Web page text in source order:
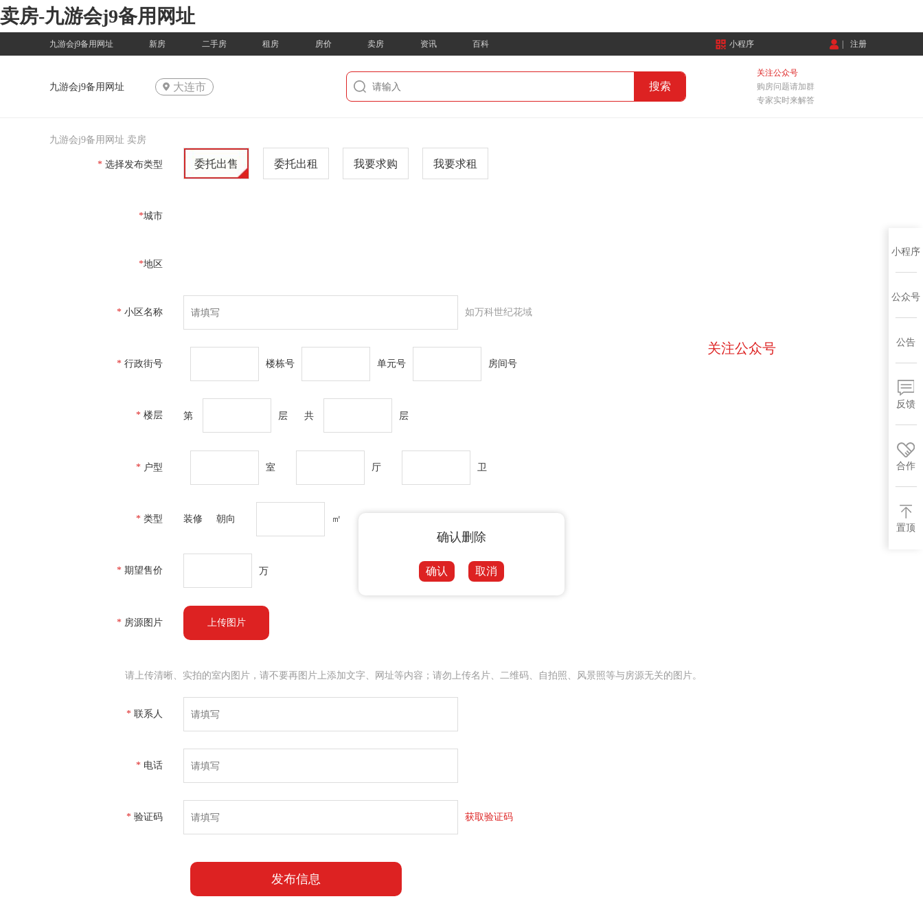
卖房-九游会j9备用网址
九游会j9备用网址 新房 二手房 租房 房价 卖房 资讯 百科 小程序 注册
九游会j9备用网址 大连市
关注公众号
购房问题请加群
专家实时来解答
九游会j9备用网址 卖房
关注公众号
* 选择发布类型 委托出售 委托出租 我要求购 我要求租
*城市
*地区
* 小区名称 如万科世纪花域
* 行政街号 楼栋号 单元号 房间号
* 楼层 第 层 共 层
* 户型 室 厅 卫
* 类型 装修 朝向 ㎡
* 期望售价 万
* 房源图片 上传图片
请上传清晰、实拍的室内图片，请不要再图片上添加文字、网址等内容；请勿上传名片、二维码、自拍照、风景照等与房源无关的图片。
确认删除
确认 取消
* 联系人
* 电话
* 验证码 获取验证码
发布信息
小程序
公众号
公告
反馈
合作
置顶